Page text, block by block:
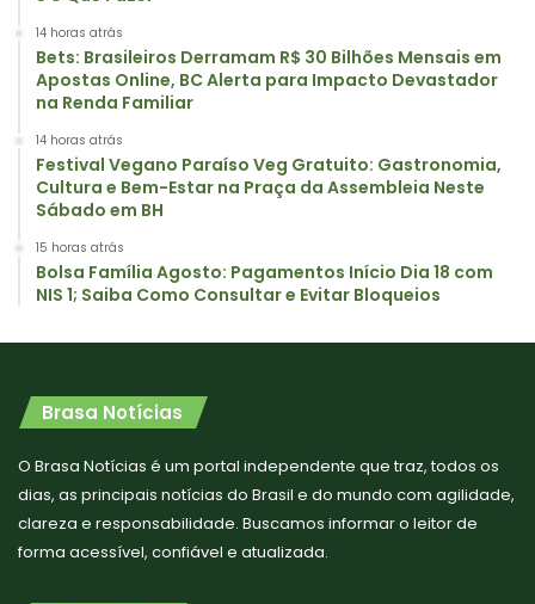
14 horas atrás
Bets: Brasileiros Derramam R$ 30 Bilhões Mensais em
Apostas Online, BC Alerta para Impacto Devastador
na Renda Familiar
14 horas atrás
Festival Vegano Paraíso Veg Gratuito: Gastronomia,
Cultura e Bem-Estar na Praça da Assembleia Neste
Sábado em BH
15 horas atrás
Bolsa Família Agosto: Pagamentos Início Dia 18 com
NIS 1; Saiba Como Consultar e Evitar Bloqueios
Brasa Notícias
O Brasa Notícias é um portal independente que traz, todos os
dias, as principais notícias do Brasil e do mundo com agilidade,
clareza e responsabilidade. Buscamos informar o leitor de
forma acessível, confiável e atualizada.